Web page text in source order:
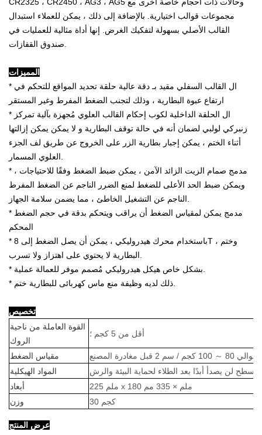
CR2325 ، CR2450 ، AG3 ، AG5 وحالات ذات أحجام خاصة أخرى مع
مجموعات قوالب اختيارية. بالإضافة إلى ذلك ، يمكن للعملاء استبدال
القالب الأصلي بسهولة لتفكيك الغرض. إنها أداة مثالية للعمليات في
صندوق القفازات.
المميزات
* ال القالب السفلي مقيد بـ دقة عالية حلقة تحديد المواقع للتحكم في
ارتفاع عبوة البطارية ، وذلك لتجنب الضغط المفرط وغير المستقر
* ال الحلقة الداخلية لكوب إحكام القالب العلوي مُجهزة بآلية تمركز
زنبركي لولبي لضمان أنه في حالة توقف البطارية و لا يمكن يمكن إزالتها
أثناء الختم ، يمكن إجبار بطارية الزر على الخروج عن طريق لف الجزء
العلوي المسمار.
* مدمج صمام الزيت الزائد الآمن ، يمكن ضبط الضغط وفقًا للاحتياجات ،
ويمكن ضبط الحد الأعلى للضغط لمنع الضرر الناجم عن الضغط المفرط
الناجم عن التشغيل الخاطئ ، مما يضمن سلامة الجهاز.
* مدمج يمكن لمقياس الضغط أن يراقب ويتحكم بدقة في حجم الضغط
المحكم
* باستخدام محرك هيدروليكي ، يمكن أن يصل الضغط إلى 8T ، وختم
البطارية لا يحتوي على اهتزاز ولا تسرب.
* بشكل خاص هيكل هيدروليكي مُصمم موفر للعمالة عملية.
* ذلك لديه وظيفة منع ماس كهربائى للبطارية ختم.
تخصيص
القوة العاملة من ناحية
الروك
أقل من 5 كجم ؛
مقياس الضغط 80
～
المواد الهيكلية
أبعاد
225 ملم x 180 ملم × 335 مم
وزن
30 كجم
عرض المنتج